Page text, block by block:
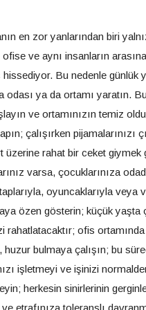
en zor yanlarından biri
ve aynı insanların
hissediyor. Bu nedenle
ya da ortamı yaratın.
ve ortamınızın temiz
çalışırken
rahat bir ceket giymek
varsa, çocuklarınıza
oyuncaklarıyla
özen gösterin; küçük
rahatlatacaktır; ofis
bulmaya çalışın; bu
işletmeyi ve işinizi
herkesin sinirlerinin
etrafınıza toleranslı